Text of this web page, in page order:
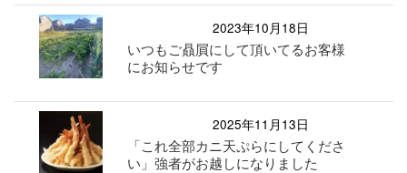
2023年10月18日
いつもご贔屓にして頂いてるお客様
にお知らせです
2025年11月13日
「これ全部カニ天ぷらにしてくださ
い」強者がお越しになりました